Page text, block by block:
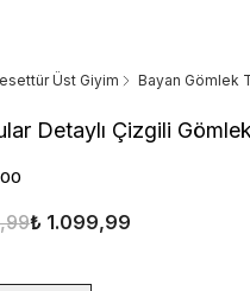
Üst Giyim Bayan Gömlek
Detaylı Çizgili
₺ 1.099,99